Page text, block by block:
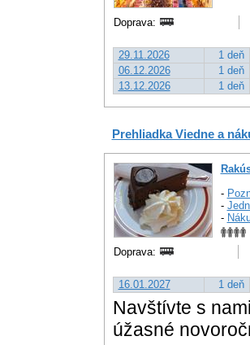
Doprava:
29.11.2026 1 deň
06.12.2026
1 deň
13.12.2026
1 deň
Prehliadka Viedne a
-
-
-
Doprava:
16.01.2027 1 deň
Navštívte s
úžasné